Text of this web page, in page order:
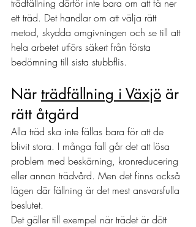
trädfällning därför inte bara om att få ner
ett träd. Det handlar om att välja rätt
metod, skydda omgivningen och se till att
hela arbetet utförs säkert från första
bedömning till sista stubbflis.
När trädfällning i Växjö är
rätt åtgärd
Alla träd ska inte fällas bara för att de
blivit stora. I många fall går det att lösa
problem med beskärning, kronreducering
eller annan trädvård. Men det finns också
lägen där fällning är det mest ansvarsfulla
beslutet.
Det gäller till exempel när trädet är dött